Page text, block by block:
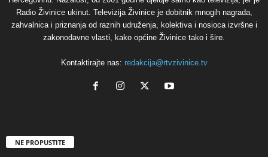
Radio Živinice ukinut. Televizija Živinice je dobitnik mnogih nagrada,
zahvalnica i priznanja od raznih udruženja, kolektiva i nosioca izvršne i
zakonodavne vlasti, kako općine Živinice tako i šire.
Kontaktirajte nas: redakcija@rtvzivinice.tv
NE PROPUSTITE